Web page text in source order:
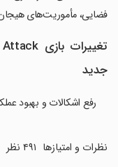
فضایی، مأموریت‌های
جدید
رفع اشکالات و بهبود
نظرات و امتیازها